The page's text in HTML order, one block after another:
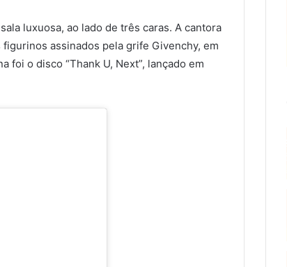
luxuosa, ao lado de três caras. A cantora
assinados pela grife Givenchy, em
foi o disco “Thank U, Next”, lançado em